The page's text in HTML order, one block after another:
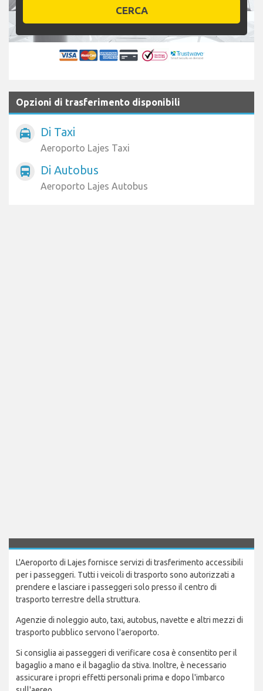
CERCA
Opzioni di trasferimento disponibili
local_taxi Di Taxi
Aeroporto Lajes Taxi
directions_bus Di Autobus
Aeroporto Lajes Autobus
L'Aeroporto di Lajes fornisce servizi di trasferimento accessibili
per i passeggeri. Tutti i veicoli di trasporto sono autorizzati a
prendere e lasciare i passeggeri solo presso il centro di
trasporto terrestre della struttura.
Agenzie di noleggio auto, taxi, autobus, navette e altri mezzi di
trasporto pubblico servono l'aeroporto.
Si consiglia ai passeggeri di verificare cosa è consentito per il
bagaglio a mano e il bagaglio da stiva. Inoltre, è necessario
assicurare i propri effetti personali prima e dopo l'imbarco